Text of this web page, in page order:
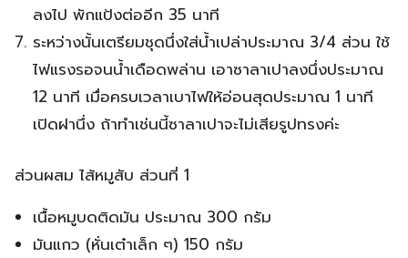
ลงไป พักแป้งต่ออีก 35 นาที
ระหว่างนั้นเตรียมชุดนึ่งใส่น้ำเปล่าประมาณ 3/4 ส่วน ใช้
ไฟแรงรอจนน้ำเดือดพล่าน เอาซาลาเปาลงนึ่งประมาณ
12 นาที เมื่อครบเวลาเบาไฟให้อ่อนสุดประมาณ 1 นาที
เปิดฝานึ่ง ถ้าทำเช่นนี้ซาลาเปาจะไม่เสียรูปทรงค่ะ
ส่วนผสม ไส้หมูสับ ส่วนที่ 1
เนื้อหมูบดติดมัน ประมาณ 300 กรัม
มันแกว (หั่นเต๋าเล็ก ๆ) 150 กรัม